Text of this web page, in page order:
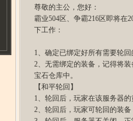
尊敬的主公，您好：
霸业504区、争霸216区即将在
下工作：
1、确定已绑定好所有需要轮回
2、无需绑定的装备，记得将
宝石仓库中。
【和平轮回】
1、轮回后，玩家在该服务器
2、轮回后，玩家可轮回的装